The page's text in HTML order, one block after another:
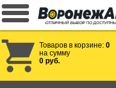
Товаров в корзине: 0
на сумму
0 руб.